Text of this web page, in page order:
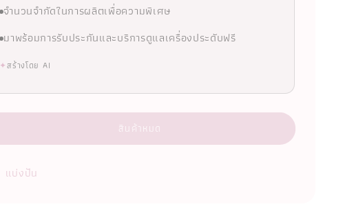
จำนวนจำกัดในการผลิตเพื่อความพิเศษ
มาพร้อมการรับประกันและบริการดูแลเครื่องประดับฟรี
✦สร้างโดย AI
สินค้าหมด
แบ่งปัน